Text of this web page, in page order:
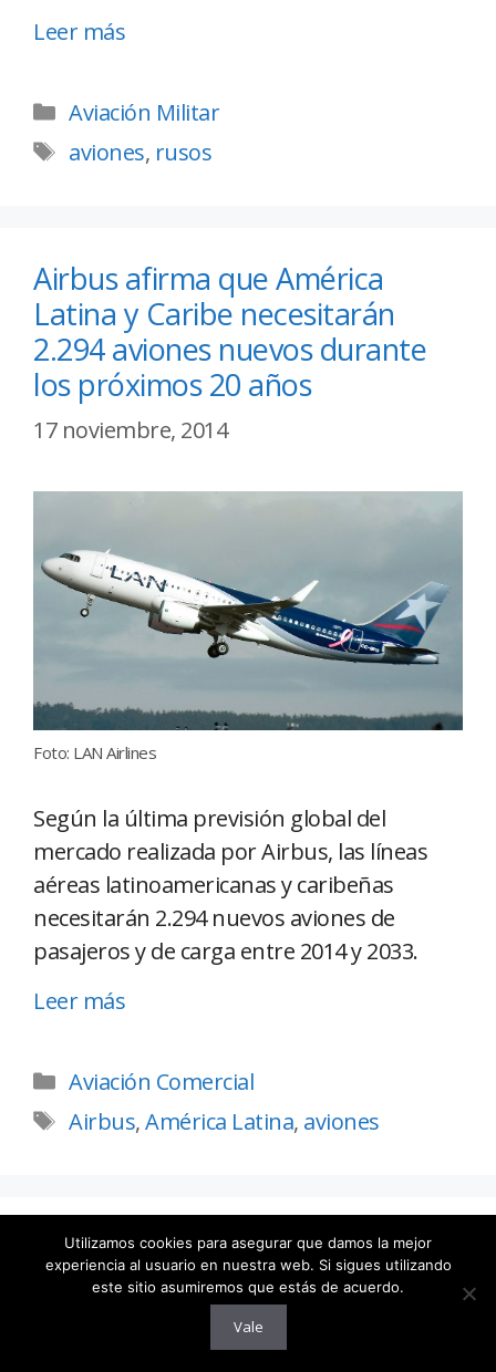
Leer más
Aviación Militar
aviones, rusos
Airbus afirma que América
Latina y Caribe necesitarán
2.294 aviones nuevos durante
los próximos 20 años
17 noviembre, 2014
Foto: LAN Airlines
Según la última previsión global del
mercado realizada por Airbus, las líneas
aéreas latinoamericanas y caribeñas
necesitarán 2.294 nuevos aviones de
pasajeros y de carga entre 2014 y 2033.
Leer más
Aviación Comercial
Airbus,América Latina, aviones
En 22 aeropuertos de Aena hay
99 aeronaves abandonadas
Utilizamos cookies para asegurar que damos la mejor
experiencia al usuario en nuestra web. Si sigues utilizando
este sitio asumiremos que estás de acuerdo.
Vale